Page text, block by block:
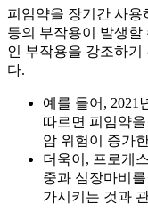
피임약을 장기간 사
등의 부작용이 발생할
인 부작용을 강조하기
다.
예를 들어, 2021
따르면 피임약
암 위험이 증가
더욱이, 프로게
중과 심장마비
가시키는 것과